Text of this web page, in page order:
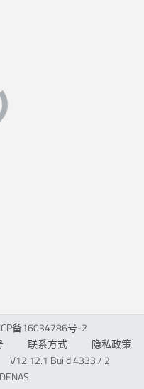
备16034786号-2
联系方式
隐私政策
V12.12.1 Build 4333 / 2